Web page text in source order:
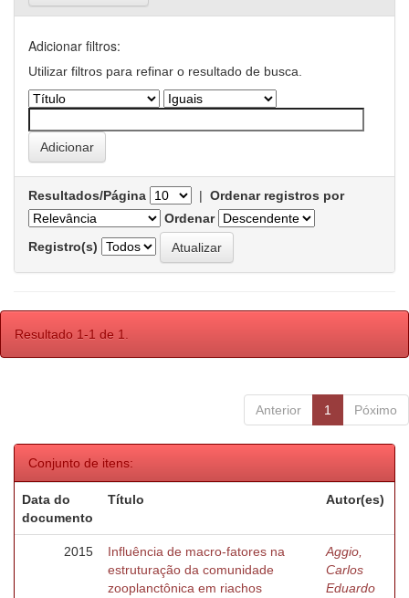
Adicionar filtros:
Utilizar filtros para refinar o resultado de busca.
Resultados/Página | Ordenar registros por
Ordenar
Registro(s)
Resultado 1-1 de 1.
Anterior 1 Póximo
Conjunto de itens:
Data do
documento
Título Autor(es)
2015
Influência de macro-fatores na
estruturação da comunidade
zooplanctônica em riachos
Aggio,
Carlos
Eduardo